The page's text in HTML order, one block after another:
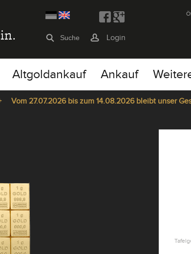
Login
Altgoldankauf Ankauf
27.07.2026 bis zum 14.08.2026 bleibt unser